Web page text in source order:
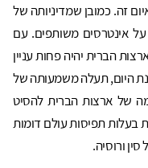
זה. כמובן שמדיניותה של
אינטרסים משותפים. עם
הברית יהיה פחות עניין
היום, תעלה משמעותה של
של ארצות הברית להסיט
בעלות תפיסות עולם דומות
ורוסיה.